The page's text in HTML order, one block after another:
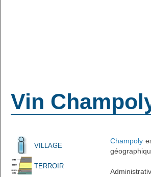
Vin
VILLAGE
TERROIR
Champoly